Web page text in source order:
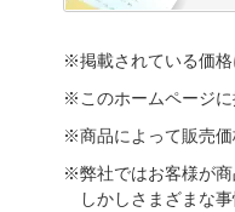
※掲載されている価格
※このホームページに
※商品によって販売価
※弊社ではお客様が商
しかしさまざまな